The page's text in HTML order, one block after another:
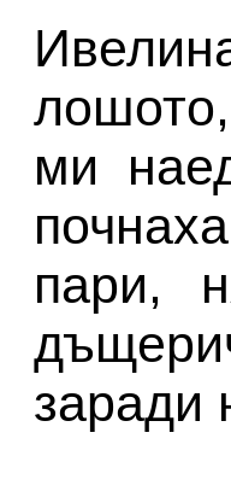
ми
пари,
заради